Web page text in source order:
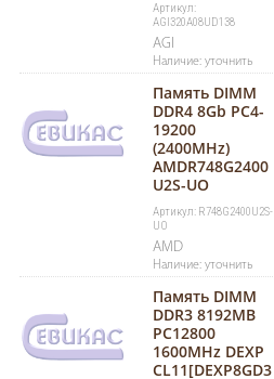
Артикул:
AGI320A08UD138
AGI
Наличие: уточнить
Память DIMM
DDR4 8Gb PC4-
19200
(2400MHz)
AMDR748G2400
U2S-UO
Артикул: R748G2400U2S-
UO
AMD
Наличие: уточнить
Память DIMM
DDR3 8192MB
PC12800
1600MHz DEXP
CL11[DEXP8GD3